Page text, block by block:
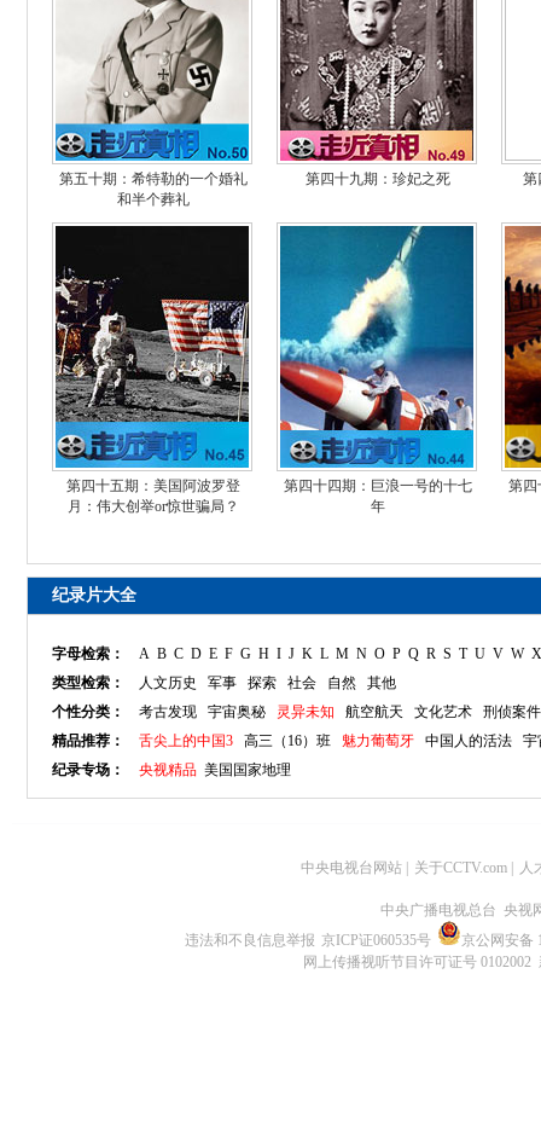
第五十期：希特勒的一个婚礼
和半个葬礼
第四十九期：珍妃之死 第
第四十五期：美国阿波罗登
月：伟大创举or惊世骗局？
第四十四期：巨浪一号的十七
年
第四
纪录片大全
字母检索： A B C D E F G H I J K L M N O P Q R S T U V W X
类型检索：
人文历史 军事 探索 社会 自然
其他
个性分类：
考古发现 宇宙奥秘 灵异未知 航空航天 文化艺术
刑侦案件
精品推荐：
舌尖上的中国3 高三（16）班 魅力葡萄牙 中国人的活法
宇
纪录专场：
央视精品 美国国家地理
中央电视台网站 关于CCTV.com 人
中央广播电视总台 央视
违法和不良信息举报 京ICP证060535号
京公网安备
网上传播视听节目许可证号 0102002